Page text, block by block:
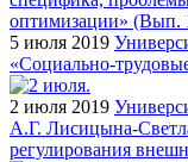
5 июля 2019
«Социально-
2 июля 2019
А.Г. Лисицына-
регулирования